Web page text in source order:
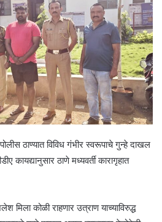
ठाण्यात विविध गंभीर स्वरूपाचे गुन्हे दाखल
कायद्यानुसार ठाणे मध्यवर्ती कारागृहात
मिला कोळी राहणार उत्राण याच्याविरुद्ध